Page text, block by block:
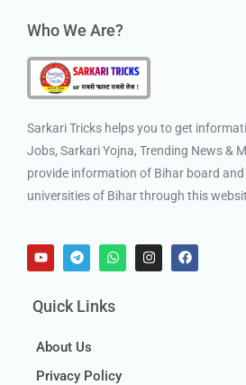
Who We Are?
Sarkari Tricks helps you to get
Jobs, Sarkari Yojna, Trending News &
provide information of Bihar board and
universities of Bihar through this
Quick Links
About Us
Privacy Policy